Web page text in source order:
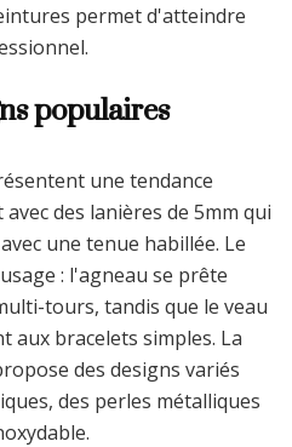
permet d'atteindre
populaires
une tendance
des lanières de 5mm qui
une tenue habillée. Le
: l'agneau se prête
tours, tandis que le veau
aux bracelets simples. La
des designs variés
des perles métalliques